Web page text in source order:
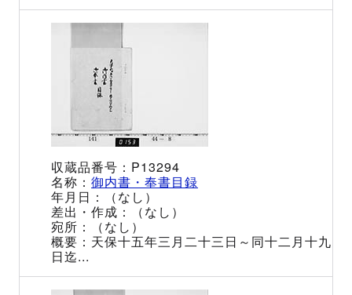
P13294
御内書・奉書目録
（なし）
（なし）
（なし）
天保十五年三月二十三日～同十二月十九
日迄...